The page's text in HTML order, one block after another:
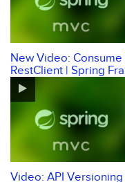
New Video:
RestClient | Spring
Video: API